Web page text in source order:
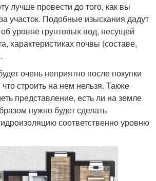
лучше провести до того, как вы
участок. Подобные изыскания дадут
уровне грунтовых вод, несущей
характеристиках почвы (составе,
очень неприятно после покупки
строить на нем нельзя. Также
представление, есть ли на земле
нужно будет сделать
соответственно уровню